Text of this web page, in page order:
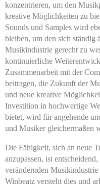
konzentrieren, um den
kreative Möglichkeiten zu
Sounds und Samples wird
bleiben, um den sich ständig
Musikindustrie gerecht zu
kontinuierliche
Zusammenarbeit mit der
beitragen, die Zukunft der
und neue kreative
Investition in hochwertige
bietet, wird für angehende
und Musiker gleichermaßen
Die Fähigkeit, sich an neue
anzupassen, ist
verändernden
Winbeatz versteht dies und